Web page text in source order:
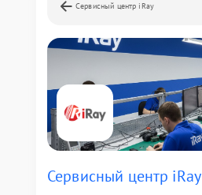
Сервисный центр iRay
Сервисный центр iRay